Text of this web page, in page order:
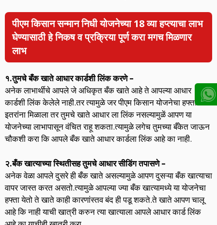
पीएम किसान सन्मान निधी योजनेच्या 18 व्या हप्त्याचा लाभ
घेण्यासाठी हे निकष व प्रक्रिया पूर्ण करा मगच मिळणार
लाभ
१.तुमचे बँक खाते आधार कार्डशी लिंक करणे –
अनेक लाभार्थीचे आपले जे अधिकृत बँक खाते आहे ते आपल्या आधार
कार्डशी लिंक केलेले नाही.तर त्यामुळे जर पीएम किसान योजनेचा हफ्ता
इतरांना मिळाला तर तुमचे खाते आधार ला लिंक नसल्यामुळें आपण या
योजनेच्या लाभापासून वंचित राहू शकता.त्यामुळे लगेच तुमच्या बँकेत जाऊन
चौकशी करा कि आपले बँक खाते आधार कार्डला लिंक आहे का नाही.
२.बँक खात्याच्या स्थितीसह तुमचे आधार सीडिंग तपासणे –
अनेक वेळा आपले दुसरे ही बँक खाते असल्यामुळे आपण दुसऱ्या बँक खात्याचा
वापर जास्त करत असतो.त्यामुळे आपल्या ज्या बँक खात्यामध्ये या योजनेचा
हफ्ता येतो ते खाते काही कारणांस्तव बंद ही पडू शकते.ते खाते आपण चालू
आहे कि नाही याची खात्री करुन त्या खात्याला आपले आधार कार्ड लिंक